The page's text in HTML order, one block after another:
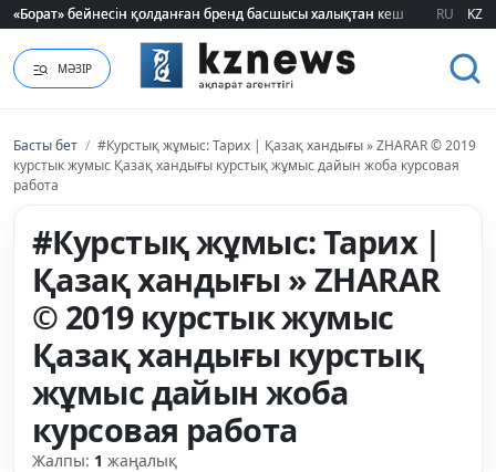
«Борат» бейнесін қолданған бренд басшысы халықтан кешірім сұрады
«Борат» бейнесін қолданған бренд басшысы халықтан кешірім сұрады
RU KZ
МӘЗІР
Басты бет / #Курстық жұмыс: Тарих | Қазақ хандығы » ZHARAR © 2019
курстык жумыс Қазақ хандығы курстық жұмыс дайын жоба курсовая
работа
#Курстық жұмыс: Тарих |
Қазақ хандығы » ZHARAR
© 2019 курстык жумыс
Қазақ хандығы курстық
жұмыс дайын жоба
курсовая работа
Жалпы: 1 жаңалық